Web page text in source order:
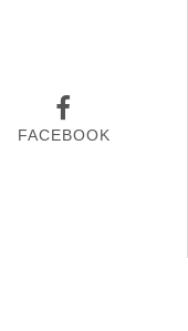
FACEBOOK